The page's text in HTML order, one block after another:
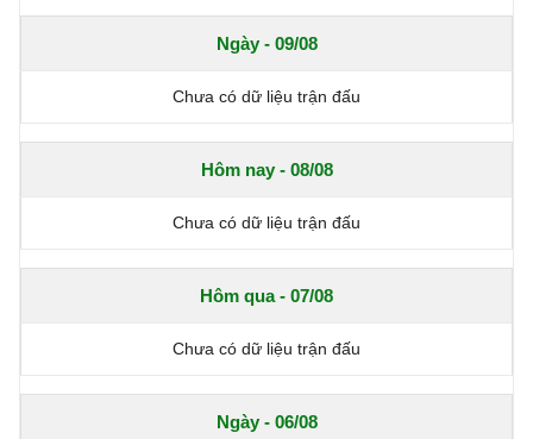
Ngày - 09/08
Chưa có dữ liệu trận đấu
Hôm nay - 08/08
Chưa có dữ liệu trận đấu
Hôm qua - 07/08
Chưa có dữ liệu trận đấu
Ngày - 06/08